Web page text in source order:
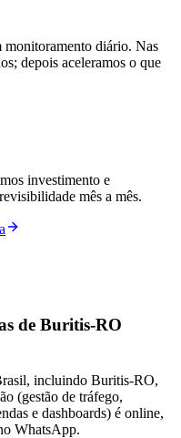
monitoramento diário. Nas
depois aceleramos o que
investimento e
mês a mês.
de Buritis-RO
incluindo Buritis-RO,
(gestão de tráfego,
e dashboards) é online,
WhatsApp.